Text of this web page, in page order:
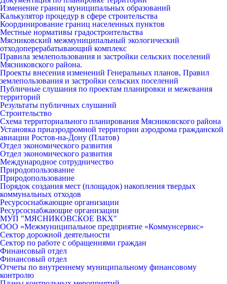
Изменение границ муниципальных образований
Калькулятор процедур в сфере строительства
Координирование границ населенных пунктов
Местные нормативы градостроительства
Мясниковский межмуниципальный экологический
отходоперерабатывающий комплекс
Правила землепользования и застройки сельских поселений
Мясниковского района.
Проекты внесения изменений Генеральных планов, Правил
землепользования и застройки сельских поселений
Публичные слушания по проектам планировки и межевания
территорий
Результаты публичных слушаний
Строительство
Схема территориального планирования Мясниковского района
Установка приаэродромной территории аэродрома гражданской
авиации Ростов-на-Дону (Платов)
Отдел экономического развития
Отдел экономического развития
Международное сотрудничество
Природопользование
Природопользование
Порядок создания мест (площадок) накопления твердых
коммунальных отходов
Ресурсоснабжающие организации
Ресурсоснабжающие организации
МУП "МЯСНИКОВСКОЕ ВКХ"
ООО «Межмуниципальное предприятие «Коммунсервис»
Сектор дорожной деятельности
Сектор по работе с обращениями граждан
Финансовый отдел
Финансовый отдел
Отчеты по внутреннему муниципальному финансовому
контролю